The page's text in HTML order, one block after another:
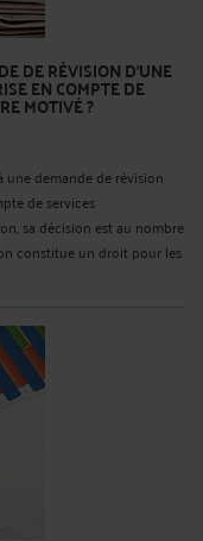
DE RÉVISION D'UNE
EN COMPTE DE
MOTIVÉ ?
demande de révision
de services
sa décision est au nombre
constitue un droit pour les